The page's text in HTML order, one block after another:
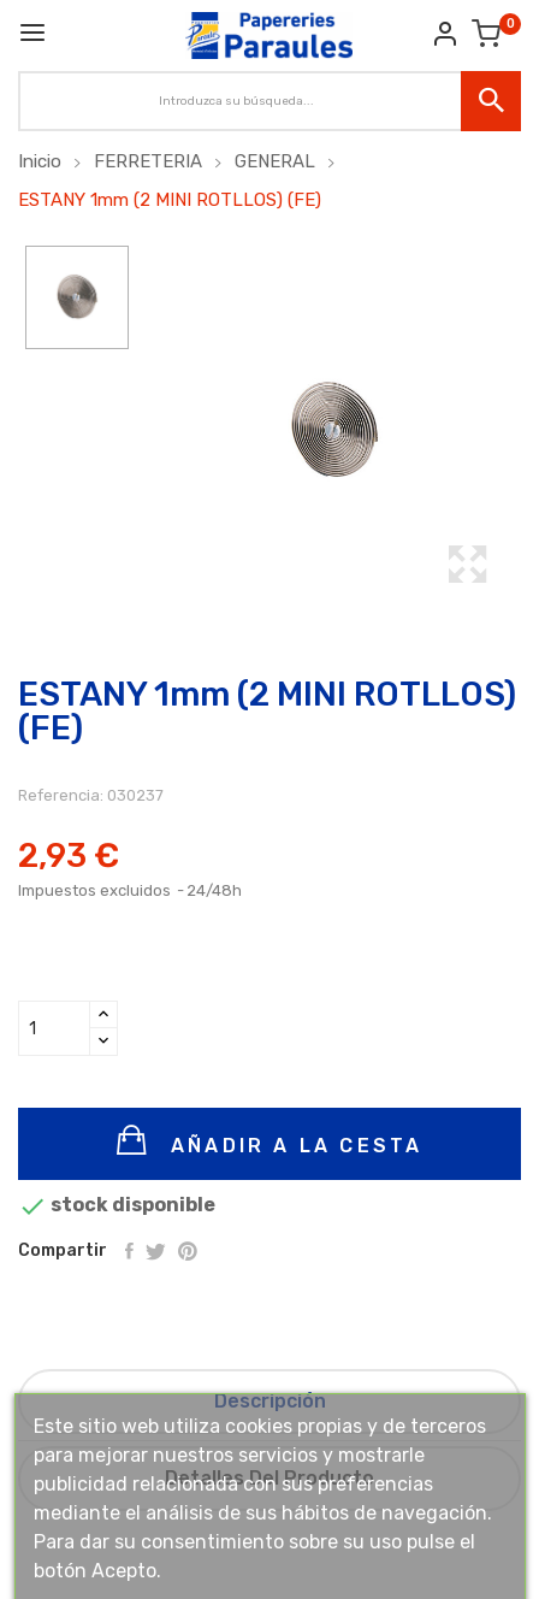
0
Inicio FERRETERIA
GENERAL
ESTANY 1mm (2 MINI ROTLLOS) (FE)
ESTANY 1mm (2 MINI ROTLLOS)
(FE)
Referencia: 030237
2,93 €
Impuestos excluidos 24/48h
AÑADIR A LA CESTA
 stock disponible
Compartir
Descripción
Detalles Del Producto
Este sitio web utiliza cookies propias y de terceros
para mejorar nuestros servicios y mostrarle
publicidad relacionada con sus preferencias
mediante el análisis de sus hábitos de navegación.
Para dar su consentimiento sobre su uso pulse el
botón Acepto.